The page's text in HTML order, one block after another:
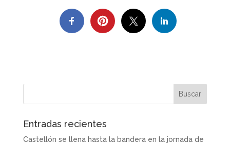
Entradas recientes
Castellón se llena hasta la bandera en la jornada de